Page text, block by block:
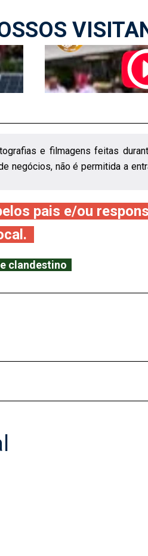
e filmagens feitas
negócios, não é permitida a
pais e/ou
clandestino